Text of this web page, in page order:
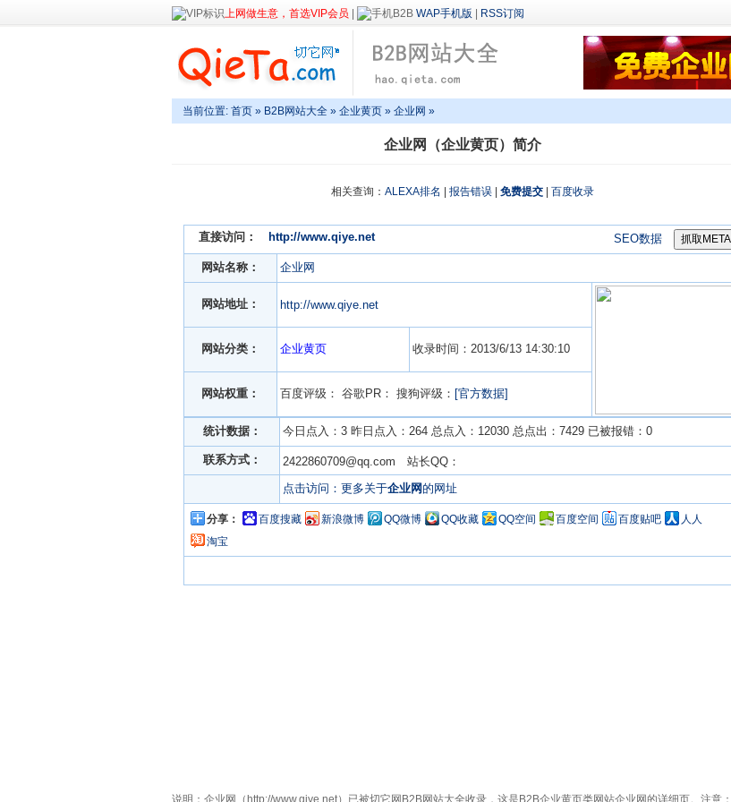
上网做生意，首选VIP会员 WAP手机版 RSS订阅
当前位置: 首页 » B2B网站大全 » 企业黄页 » 企业网 »
企业网（企业黄页）简介
相关查询： ALEXA排名 报告错误 免费提交 百度收录
直接访问： http://www.qiye.net SEO数据
网站名称： 企业网
网站地址： http://www.qiye.net
网站分类： 企业黄页 收录时间：2013/6/13 14:30:10
网站权重： 百度评级： 谷歌PR： 搜狗评级： [官方数据]
统计数据： 今日点入：3 昨日点入：264 总点入：12030 总点出：7429 已被报错：0
联系方式：
2422860709@qq.com 站长QQ：
点击访问：更多关于企业网的网址
分享： 百度搜藏 新浪微博 QQ微博 QQ收藏 QQ空间 百度空间 百度贴吧
人人
淘宝